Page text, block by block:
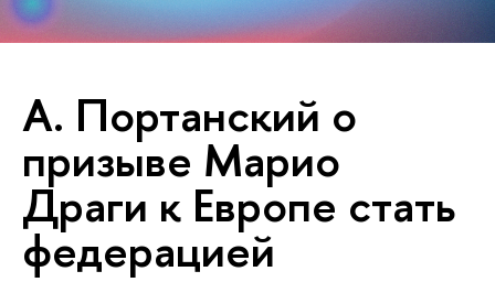
А. Портанский о
призыве Марио
Драги к Европе стать
федерацией